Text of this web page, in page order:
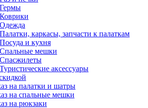
каркасы, запчасти к палаткам
и кухня
мешки
аксессуары
на палатки и шатры
на спальные мешки
на рюкзаки